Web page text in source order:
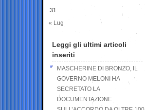
31
« Lug
Leggi gli ultimi articoli
inseriti
MASCHERINE DI BRONZO, IL
GOVERNO MELONI HA
SECRETATO LA
DOCUMENTAZIONE